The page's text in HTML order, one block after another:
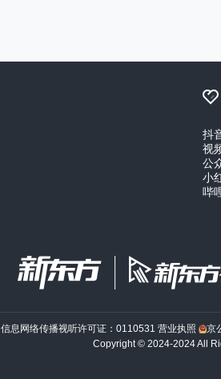
抖
视
公
小
哔
信息网络传播视听许可证：0110531 营业执照 京
Copyright © 2024-2024 All